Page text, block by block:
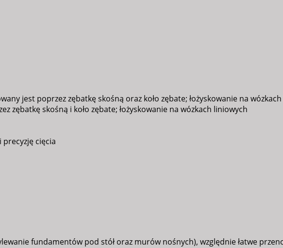
jest poprzez zębatkę skośną oraz koło zębate; łożyskowanie na
zębatkę skośną i koło zębate; łożyskowanie na wózkach liniowych
precyzję cięcia
fundamentów pod stół oraz murów nośnych), względnie łatwe